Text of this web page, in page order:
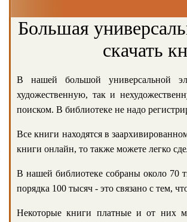
Большая
скачать
В нашей большой универсальной
художественную, так и
поиском. В библиотеке не надо
Все книги находятся в
книги онлайн, то также можете легко
В нашей библиотеке собраны около 70
порядка 100 тысяч - это связано с тем,
Некоторые книги платные и от них